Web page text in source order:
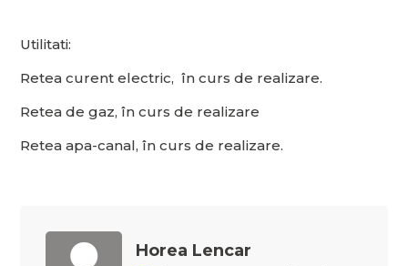
Utilitati:
Retea curent electric, în curs de realizare.
Retea de gaz, în curs de realizare
Retea apa-canal, în curs de realizare.
Horea Lencar